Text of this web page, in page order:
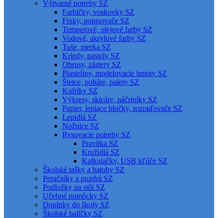
Výtvarné potreby SZ
Farbičky, voskovky SZ
Fixky, popisovače SZ
Temperové, olejové farby SZ
Vodové, akrylové farby SZ
Tuše, pierka SZ
Kriedy, pastely SZ
Obrusy, zástery SZ
Plastelíny, modelovacie hmoty SZ
Štetce, poháre, palety SZ
Kufríky SZ
Výkresy, skicáre, náčrtníky SZ
Papier, lepiace bločky, rozraďovače SZ
Lepidlá SZ
Nožnice SZ
Rysovacie potreby SZ
Pravítka SZ
Kružidlá SZ
Kalkulačky, USB kľúče SZ
Školské tašky a batohy SZ
Peračníky a puzdrá SZ
Podložky na stôl SZ
Učebné pomôcky SZ
Doplnky do školy SZ
Školské balíčky SZ